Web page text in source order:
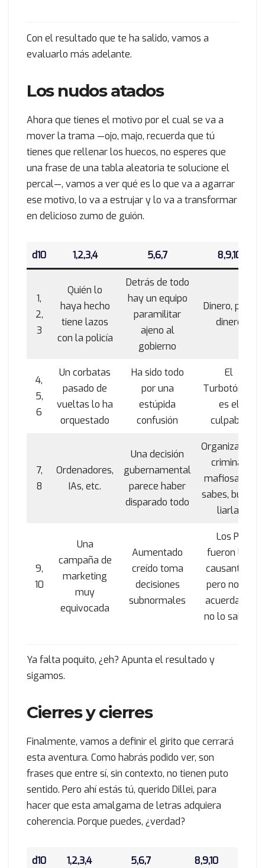
Con el resultado que te ha salido, vamos a
evaluarlo más adelante.
Los nudos atados
Ahora que tienes el motivo por el cual se va a
mover la trama —ojo, majo, recuerda que tú
tienes que rellenar los huecos, no esperes que
una frase de una tabla aleatoria te solucione el
percal—, vamos a ver qué es lo que va a agarrar
ese motivo, lo va a estrujar y lo va a transformar
en delicioso zumo de guión.
d10 1,2,3,4 5,6,7 8,9,10
1,
2,
3
Quién lo
haya hecho
tiene lazos
con la policía
Detrás de todo
hay un equipo
paramilitar
ajeno al
gobierno
Dinero, puto
dinero
4,
5,
6
Un corbatas
pasado de
vueltas lo ha
orquestado
Ha sido todo
por una
estúpida
confusión
El
Turbotónico
es el
culpable
7,
8
Ordenadores,
IAs, etc.
Una decisión
gubernamental
parece haber
disparado todo
Organización
criminal,
mafiosa, ya
sabes, busca
liarla.
9,
10
Una
campaña de
marketing
muy
equivocada
Aumentado
creído toma
decisiones
subnormales
Los PJ
fueron los
causantes,
pero no se
acuerdan o
no lo saben
Ya falta poquito, ¿eh? Apunta el resultado y
sigamos.
Cierres y cierres
Finalmente, vamos a definir el girito que cerrará
esta aventura. Como habrás podido ver, son
frases que entre sí, sin contexto, no tienen puto
sentido. Pero ahí estás tú, querido Dillei, para
hacer que esta amalgama de letras adquiera
coherencia. Porque puedes, ¿verdad?
d10 1,2,3,4 5,6,7 8,9,10